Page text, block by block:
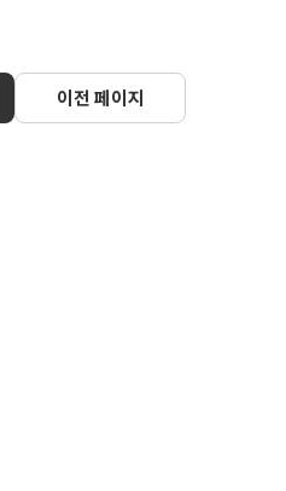
이전 페이지